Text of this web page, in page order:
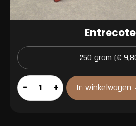
Entrecote
Entrecote
aantal
– + In winkelwagen